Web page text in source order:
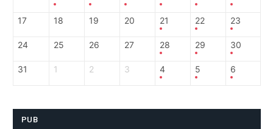
17 18 19 20 21 22 23
24 25 26 27 28 29 30
31 1 2 3 4 5 6
PUB